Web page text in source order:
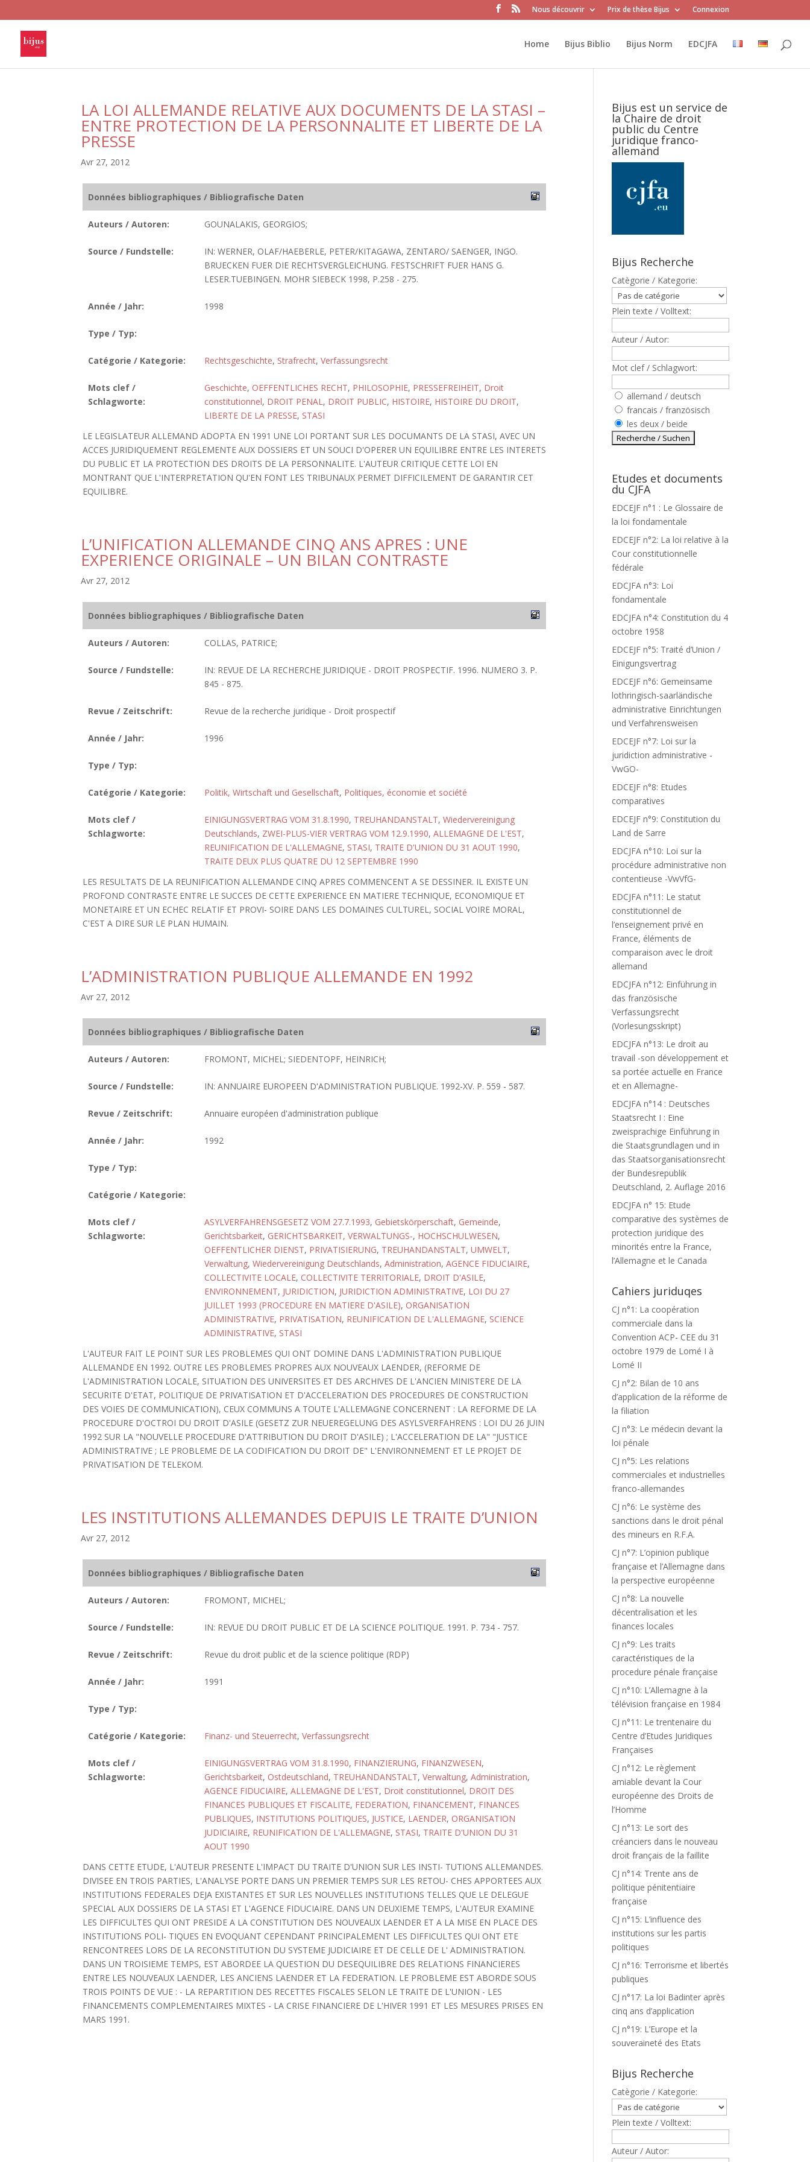
Nous découvrir Prix de thèse Bijus Connexion
Home Bijus Biblio Bijus Norm EDCJFA
LA LOI ALLEMANDE RELATIVE AUX DOCUMENTS DE LA STASI –
ENTRE PROTECTION DE LA PERSONNALITE ET LIBERTE DE LA
PRESSE
Avr 27, 2012
Données bibliographiques / Bibliografische Daten
Auteurs / Autoren: GOUNALAKIS, GEORGIOS;
Source / Fundstelle:
IN: WERNER, OLAF/HAEBERLE, PETER/KITAGAWA, ZENTARO/ SAENGER, INGO.
BRUECKEN FUER DIE RECHTSVERGLEICHUNG. FESTSCHRIFT FUER HANS G.
LESER.TUEBINGEN. MOHR SIEBECK 1998, P.258 - 275.
Année / Jahr: 1998
Type / Typ:
Catégorie / Kategorie: Rechtsgeschichte, Strafrecht, Verfassungsrecht
Mots clef /
Schlagworte:
Geschichte, OEFFENTLICHES RECHT, PHILOSOPHIE, PRESSEFREIHEIT, Droit
constitutionnel, DROIT PENAL, DROIT PUBLIC, HISTOIRE, HISTOIRE DU DROIT,
LIBERTE DE LA PRESSE, STASI
LE LEGISLATEUR ALLEMAND ADOPTA EN 1991 UNE LOI PORTANT SUR LES DOCUMANTS DE LA STASI, AVEC UN
ACCES JURIDIQUEMENT REGLEMENTE AUX DOSSIERS ET UN SOUCI D'OPERER UN EQUILIBRE ENTRE LES INTERETS
DU PUBLIC ET LA PROTECTION DES DROITS DE LA PERSONNALITE. L'AUTEUR CRITIQUE CETTE LOI EN
MONTRANT QUE L'INTERPRETATION QU'EN FONT LES TRIBUNAUX PERMET DIFFICILEMENT DE GARANTIR CET
EQUILIBRE.
L’UNIFICATION ALLEMANDE CINQ ANS APRES : UNE
EXPERIENCE ORIGINALE – UN BILAN CONTRASTE
Avr 27, 2012
Données bibliographiques / Bibliografische Daten
Auteurs / Autoren: COLLAS, PATRICE;
Source / Fundstelle:
IN: REVUE DE LA RECHERCHE JURIDIQUE - DROIT PROSPECTIF. 1996. NUMERO 3. P.
845 - 875.
Revue / Zeitschrift: Revue de la recherche juridique - Droit prospectif
Année / Jahr: 1996
Type / Typ:
Catégorie / Kategorie: Politik, Wirtschaft und Gesellschaft, Politiques, économie et société
Mots clef /
Schlagworte:
EINIGUNGSVERTRAG VOM 31.8.1990, TREUHANDANSTALT, Wiedervereinigung
Deutschlands, ZWEI-PLUS-VIER VERTRAG VOM 12.9.1990, ALLEMAGNE DE L'EST,
REUNIFICATION DE L'ALLEMAGNE, STASI, TRAITE D'UNION DU 31 AOUT 1990,
TRAITE DEUX PLUS QUATRE DU 12 SEPTEMBRE 1990
LES RESULTATS DE LA REUNIFICATION ALLEMANDE CINQ APRES COMMENCENT A SE DESSINER. IL EXISTE UN
PROFOND CONTRASTE ENTRE LE SUCCES DE CETTE EXPERIENCE EN MATIERE TECHNIQUE, ECONOMIQUE ET
MONETAIRE ET UN ECHEC RELATIF ET PROVI- SOIRE DANS LES DOMAINES CULTUREL, SOCIAL VOIRE MORAL,
C'EST A DIRE SUR LE PLAN HUMAIN.
L’ADMINISTRATION PUBLIQUE ALLEMANDE EN 1992
Avr 27, 2012
Données bibliographiques / Bibliografische Daten
Auteurs / Autoren: FROMONT, MICHEL; SIEDENTOPF, HEINRICH;
Source / Fundstelle: IN: ANNUAIRE EUROPEEN D'ADMINISTRATION PUBLIQUE. 1992-XV. P. 559 - 587.
Revue / Zeitschrift: Annuaire européen d'administration publique
Année / Jahr: 1992
Type / Typ:
Catégorie / Kategorie:
Mots clef /
Schlagworte:
ASYLVERFAHRENSGESETZ VOM 27.7.1993, Gebietskörperschaft, Gemeinde,
Gerichtsbarkeit, GERICHTSBARKEIT, VERWALTUNGS-, HOCHSCHULWESEN,
OEFFENTLICHER DIENST, PRIVATISIERUNG, TREUHANDANSTALT, UMWELT,
Verwaltung, Wiedervereinigung Deutschlands, Administration, AGENCE FIDUCIAIRE,
COLLECTIVITE LOCALE, COLLECTIVITE TERRITORIALE, DROIT D'ASILE,
ENVIRONNEMENT, JURIDICTION, JURIDICTION ADMINISTRATIVE, LOI DU 27
JUILLET 1993 (PROCEDURE EN MATIERE D'ASILE), ORGANISATION
ADMINISTRATIVE, PRIVATISATION, REUNIFICATION DE L'ALLEMAGNE, SCIENCE
ADMINISTRATIVE, STASI
L'AUTEUR FAIT LE POINT SUR LES PROBLEMES QUI ONT DOMINE DANS L'ADMINISTRATION PUBLIQUE
ALLEMANDE EN 1992. OUTRE LES PROBLEMES PROPRES AUX NOUVEAUX LAENDER, (REFORME DE
L'ADMINISTRATION LOCALE, SITUATION DES UNIVERSITES ET DES ARCHIVES DE L'ANCIEN MINISTERE DE LA
SECURITE D'ETAT, POLITIQUE DE PRIVATISATION ET D'ACCELERATION DES PROCEDURES DE CONSTRUCTION
DES VOIES DE COMMUNICATION), CEUX COMMUNS A TOUTE L'ALLEMAGNE CONCERNENT : LA REFORME DE LA
PROCEDURE D'OCTROI DU DROIT D'ASILE (GESETZ ZUR NEUEREGELUNG DES ASYLSVERFAHRENS : LOI DU 26 JUIN
1992 SUR LA "NOUVELLE PROCEDURE D'ATTRIBUTION DU DROIT D'ASILE) ; L'ACCELERATION DE LA" "JUSTICE
ADMINISTRATIVE ; LE PROBLEME DE LA CODIFICATION DU DROIT DE" L'ENVIRONNEMENT ET LE PROJET DE
PRIVATISATION DE TELEKOM.
LES INSTITUTIONS ALLEMANDES DEPUIS LE TRAITE D’UNION
Avr 27, 2012
Données bibliographiques / Bibliografische Daten
Auteurs / Autoren: FROMONT, MICHEL;
Source / Fundstelle: IN: REVUE DU DROIT PUBLIC ET DE LA SCIENCE POLITIQUE. 1991. P. 734 - 757.
Revue / Zeitschrift: Revue du droit public et de la science politique (RDP)
Année / Jahr: 1991
Type / Typ:
Catégorie / Kategorie: Finanz- und Steuerrecht, Verfassungsrecht
Mots clef /
Schlagworte:
EINIGUNGSVERTRAG VOM 31.8.1990, FINANZIERUNG, FINANZWESEN,
Gerichtsbarkeit, Ostdeutschland, TREUHANDANSTALT, Verwaltung, Administration,
AGENCE FIDUCIAIRE, ALLEMAGNE DE L'EST, Droit constitutionnel, DROIT DES
FINANCES PUBLIQUES ET FISCALITE, FEDERATION, FINANCEMENT, FINANCES
PUBLIQUES, INSTITUTIONS POLITIQUES, JUSTICE, LAENDER, ORGANISATION
JUDICIAIRE, REUNIFICATION DE L'ALLEMAGNE, STASI, TRAITE D'UNION DU 31
AOUT 1990
DANS CETTE ETUDE, L'AUTEUR PRESENTE L'IMPACT DU TRAITE D'UNION SUR LES INSTI- TUTIONS ALLEMANDES.
DIVISEE EN TROIS PARTIES, L'ANALYSE PORTE DANS UN PREMIER TEMPS SUR LES RETOU- CHES APPORTEES AUX
INSTITUTIONS FEDERALES DEJA EXISTANTES ET SUR LES NOUVELLES INSTITUTIONS TELLES QUE LE DELEGUE
SPECIAL AUX DOSSIERS DE LA STASI ET L'AGENCE FIDUCIAIRE. DANS UN DEUXIEME TEMPS, L'AUTEUR EXAMINE
LES DIFFICULTES QUI ONT PRESIDE A LA CONSTITUTION DES NOUVEAUX LAENDER ET A LA MISE EN PLACE DES
INSTITUTIONS POLI- TIQUES EN EVOQUANT CEPENDANT PRINCIPALEMENT LES DIFFICULTES QUI ONT ETE
RENCONTREES LORS DE LA RECONSTITUTION DU SYSTEME JUDICIAIRE ET DE CELLE DE L' ADMINISTRATION.
DANS UN TROISIEME TEMPS, EST ABORDEE LA QUESTION DU DESEQUILIBRE DES RELATIONS FINANCIERES
ENTRE LES NOUVEAUX LAENDER, LES ANCIENS LAENDER ET LA FEDERATION. LE PROBLEME EST ABORDE SOUS
TROIS POINTS DE VUE : - LA REPARTITION DES RECETTES FISCALES SELON LE TRAITE DE L'UNION - LES
FINANCEMENTS COMPLEMENTAIRES MIXTES - LA CRISE FINANCIERE DE L'HIVER 1991 ET LES MESURES PRISES EN
MARS 1991.
Bijus est un service de
la Chaire de droit
public du Centre
juridique franco-
allemand
Bijus Recherche
Catègorie / Kategorie:
Plein texte / Volltext:
Auteur / Autor:
Mot clef / Schlagwort:
allemand / deutsch
francais / französisch
les deux / beide
Etudes et documents
du CJFA
EDCEJF n°1 : Le Glossaire de
la loi fondamentale
EDCEJF n°2: La loi relative à la
Cour constitutionnelle
fédérale
EDCJFA n°3: Loi
fondamentale
EDCJFA n°4: Constitution du 4
octobre 1958
EDCEJF n°5: Traité d’Union /
Einigungsvertrag
EDCEJF n°6: Gemeinsame
lothringisch-saarländische
administrative Einrichtungen
und Verfahrensweisen
EDCEJF n°7: Loi sur la
juridiction administrative -
VwGO-
EDCEJF n°8: Etudes
comparatives
EDCEJF n°9: Constitution du
Land de Sarre
EDCJFA n°10: Loi sur la
procédure administrative non
contentieuse -VwVfG-
EDCJFA n°11: Le statut
constitutionnel de
l’enseignement privé en
France, éléments de
comparaison avec le droit
allemand
EDCJFA n°12: Einführung in
das französische
Verfassungsrecht
(Vorlesungsskript)
EDCJFA n°13: Le droit au
travail -son développement et
sa portée actuelle en France
et en Allemagne-
EDCJFA n°14 : Deutsches
Staatsrecht I : Eine
zweisprachige Einführung in
die Staatsgrundlagen und in
das Staatsorganisationsrecht
der Bundesrepublik
Deutschland, 2. Auflage 2016
EDCJFA n° 15: Etude
comparative des systèmes de
protection juridique des
minorités entre la France,
l’Allemagne et le Canada
Cahiers juriduqes
CJ n°1: La coopération
commerciale dans la
Convention ACP- CEE du 31
octobre 1979 de Lomé I à
Lomé II
CJ n°2: Bilan de 10 ans
d’application de la réforme de
la filiation
CJ n°3: Le médecin devant la
loi pénale
CJ n°5: Les relations
commerciales et industrielles
franco-allemandes
CJ n°6: Le système des
sanctions dans le droit pénal
des mineurs en R.F.A.
CJ n°7: L’opinion publique
française et l’Allemagne dans
la perspective européenne
CJ n°8: La nouvelle
décentralisation et les
finances locales
CJ n°9: Les traits
caractéristiques de la
procedure pénale française
CJ n°10: L’Allemagne à la
télévision française en 1984
CJ n°11: Le trentenaire du
Centre d’Etudes Juridiques
Françaises
CJ n°12: Le règlement
amiable devant la Cour
européenne des Droits de
l’Homme
CJ n°13: Le sort des
créanciers dans le nouveau
droit français de la faillite
CJ n°14: Trente ans de
politique pénitentiaire
française
CJ n°15: L’influence des
institutions sur les partis
politiques
CJ n°16: Terrorisme et libertés
publiques
CJ n°17: La loi Badinter après
cinq ans d’application
CJ n°19: L’Europe et la
souveraineté des Etats
Bijus Recherche
Catègorie / Kategorie:
Plein texte / Volltext:
Auteur / Autor: